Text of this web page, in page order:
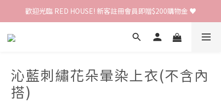
歡迎光臨 RED HOUSE! 新客註冊會員即贈$200購物金 ♥
歡迎光臨 RED HOUSE! 新客註冊會員即贈$200購物金 ♥
全館單筆訂單滿 $2000 免運 🚚
沁藍刺繡花朵暈染上衣(不含內
搭)